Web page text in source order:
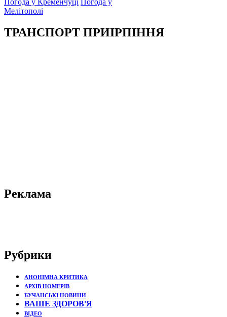
Погода у Кременчуці
Погода у
Мелітополі
ТРАНСПОРТ ПРИІРПІННЯ
Реклама
Рубрики
АНОНІМНА КРИТИКА
АРХІВ НОМЕРІВ
БУЧАНСЬКІ НОВИНИ
ВАШЕ ЗДОРОВ'Я
ВІДЕО